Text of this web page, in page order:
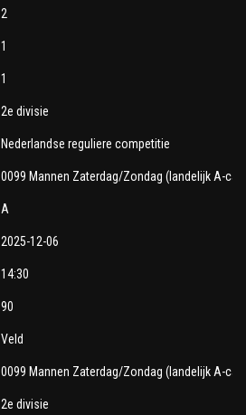
2
1
1
2e divisie
Nederlandse reguliere competitie
0099 Mannen Zaterdag/Zondag (landelijk A-cat)
A
2025-12-06
14:30
90
Veld
0099 Mannen Zaterdag/Zondag (landelijk A-cat)
2e divisie